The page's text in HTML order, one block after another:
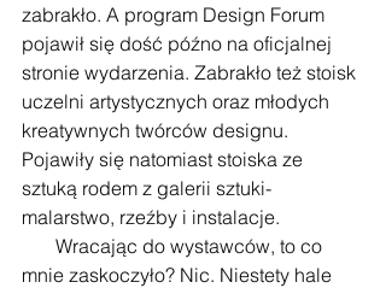
zabrakło. A program Design Forum
pojawił się dość późno na oficjalnej
stronie wydarzenia. Zabrakło też stoisk
uczelni artystycznych oraz młodych
kreatywnych twórców designu.
Pojawiły się natomiast stoiska ze
sztuką rodem z galerii sztuki-
malarstwo, rzeźby i instalacje.
mnie zaskoczyło? Nic. Niestety hale